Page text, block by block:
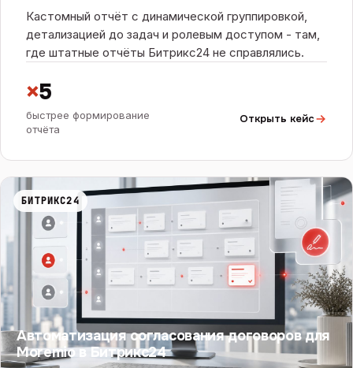
Кастомный отчёт с динамической группировкой,
детализацией до задач и ролевым доступом - там,
где штатные отчёты Битрикс24 не справлялись.
×5
быстрее формирование
отчёта
Открыть кейс
БИТРИКС24
Автоматизация согласования договоров для
Moremio в Битрикс24